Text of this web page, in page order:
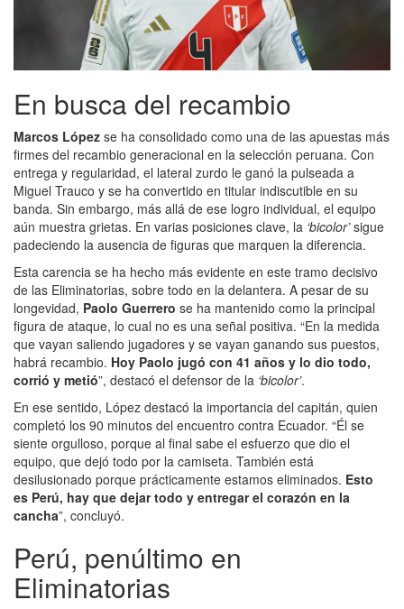
En busca del recambio
Marcos López se ha consolidado como una de las apuestas más
firmes del recambio generacional en la selección peruana. Con
entrega y regularidad, el lateral zurdo le ganó la pulseada a
Miguel Trauco y se ha convertido en titular indiscutible en su
banda. Sin embargo, más allá de ese logro individual, el equipo
aún muestra grietas. En varias posiciones clave, la ‘bicolor’sigue
padeciendo la ausencia de figuras que marquen la diferencia.
Esta carencia se ha hecho más evidente en este tramo decisivo
de las Eliminatorias, sobre todo en la delantera. A pesar de su
longevidad, Paolo Guerrero se ha mantenido como la principal
figura de ataque, lo cual no es una señal positiva. “En la medida
que vayan saliendo jugadores y se vayan ganando sus puestos,
habrá recambio. Hoy Paolo jugó con 41 años y lo dio todo,
corrió y metió”, destacó el defensor de la ‘bicolor’.
En ese sentido, López destacó la importancia del capitán, quien
completó los 90 minutos del encuentro contra Ecuador. “Él se
siente orgulloso, porque al final sabe el esfuerzo que dio el
equipo, que dejó todo por la camiseta. También está
desilusionado porque prácticamente estamos eliminados. Esto
es Perú, hay que dejar todo y entregar el corazón en la
cancha”, concluyó.
Perú, penúltimo en
Eliminatorias